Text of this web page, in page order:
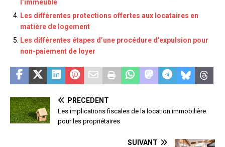
l’immeuble
Les différentes protections offertes aux locataires en
matière de logement
Les différentes étapes d’une procédure d’expulsion pour
non-paiement de loyer
PRÉCÉDENT
Les implications fiscales de la location immobilière
pour les propriétaires
SUIVANT